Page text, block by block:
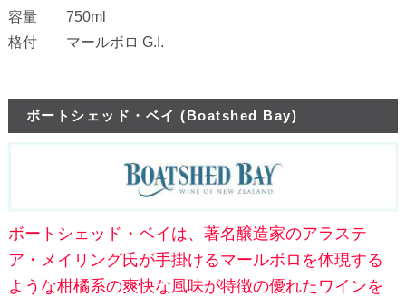
容量 750ml
格付 マールボロ G.I.
ボートシェッド・ベイ (Boatshed Bay)
ボートシェッド・ベイは、著名醸造家のアラステ
ア・メイリング氏が手掛けるマールボロを体現する
ような柑橘系の爽快な風味が特徴の優れたワインを